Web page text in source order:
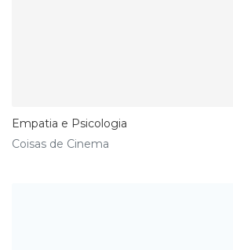
Empatia e Psicologia
Coisas de Cinema